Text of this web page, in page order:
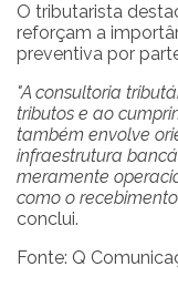
O tributarista
reforçam a
preventiva por
"A consultoria
tributos e ao
também envolve
infraestrutura
meramente
como o
conclui.
Fonte: Q